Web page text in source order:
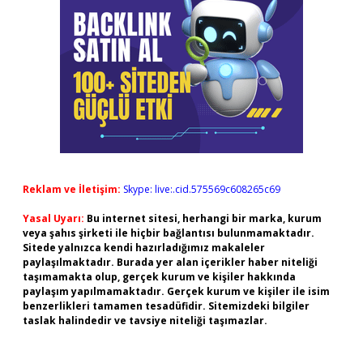
Reklam ve İletişim: Skype: live:.cid.575569c608265c69
Yasal Uyarı: Bu internet sitesi, herhangi bir marka, kurum
veya şahıs şirketi ile hiçbir bağlantısı bulunmamaktadır.
Sitede yalnızca kendi hazırladığımız makaleler
paylaşılmaktadır. Burada yer alan içerikler haber niteliği
taşımamakta olup, gerçek kurum ve kişiler hakkında
paylaşım yapılmamaktadır. Gerçek kurum ve kişiler ile isim
benzerlikleri tamamen tesadüfidir. Sitemizdeki bilgiler
taslak halindedir ve tavsiye niteliği taşımazlar.